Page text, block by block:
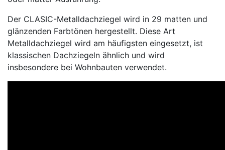
Der CLASIC-Metalldachziegel wird in 29 matten und
glänzenden Farbtönen hergestellt. Diese Art
Metalldachziegel wird am häufigsten eingesetzt, ist
klassischen Dachziegeln ähnlich und wird
insbesondere bei Wohnbauten verwendet.